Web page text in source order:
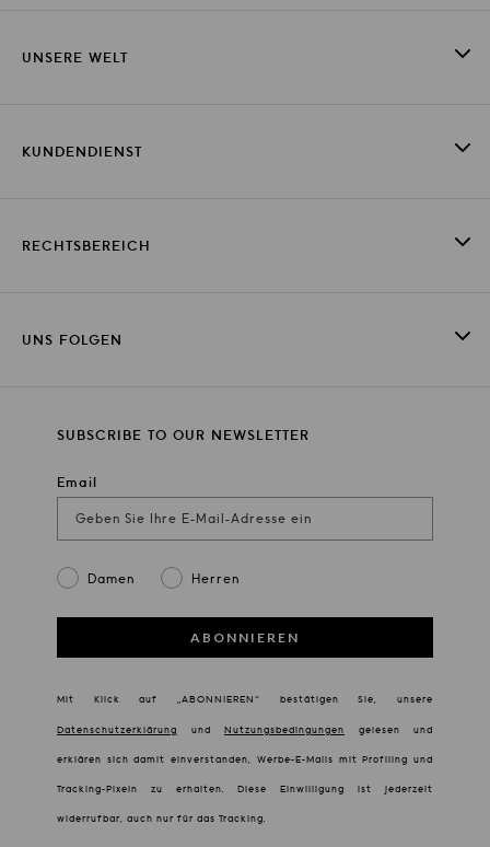
UNSERE WELT
KUNDENDIENST
RECHTSBEREICH
UNS FOLGEN
SUBSCRIBE TO OUR NEWSLETTER
Email
GenderDamen Herren
ABONNIEREN
Mit Klick auf „ABONNIEREN“ bestätigen Sie, unsere
Datenschutzerklärung und Nutzungsbedingungen gelesen und
erklären sich damit einverstanden, Werbe-E-Mails mit Profiling und
Tracking-Pixeln zu erhalten. Diese Einwilligung ist jederzeit
widerrufbar, auch nur für das Tracking.